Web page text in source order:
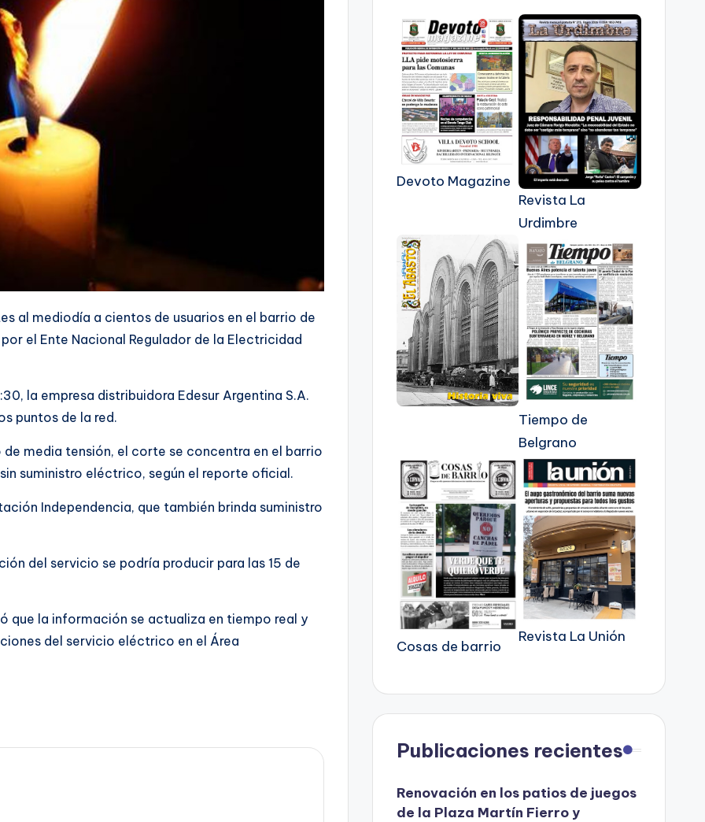
al mediodía a cientos de usuarios en el barrio de
el Ente Nacional Regulador de la Electricidad
la empresa distribuidora Edesur Argentina S.A.
puntos de la red.
media tensión, el corte se concentra en el barrio
suministro eléctrico, según el reporte oficial.
Independencia, que también brinda suministro
del servicio se podría producir para las 15 de
que la información se actualiza en tiempo real y
del servicio eléctrico en el Área
Devoto Magazine
Revista La
Urdimbre
Tiempo de
Belgrano
Cosas de barrio
Revista La Unión
Publicaciones recientes
Renovación en los patios de juegos
de la Plaza Martín Fierro y